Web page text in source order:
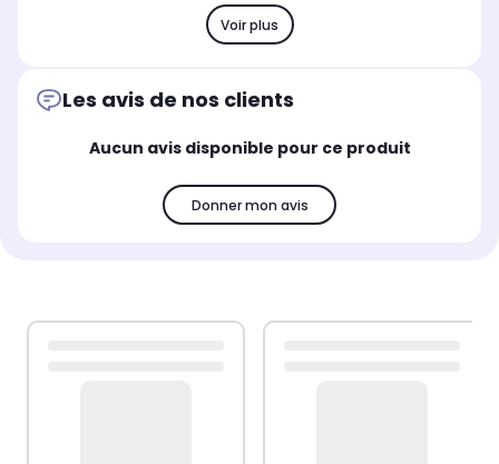
Voir plus
Les avis de nos clients
Aucun avis disponible pour ce produit
Donner mon avis